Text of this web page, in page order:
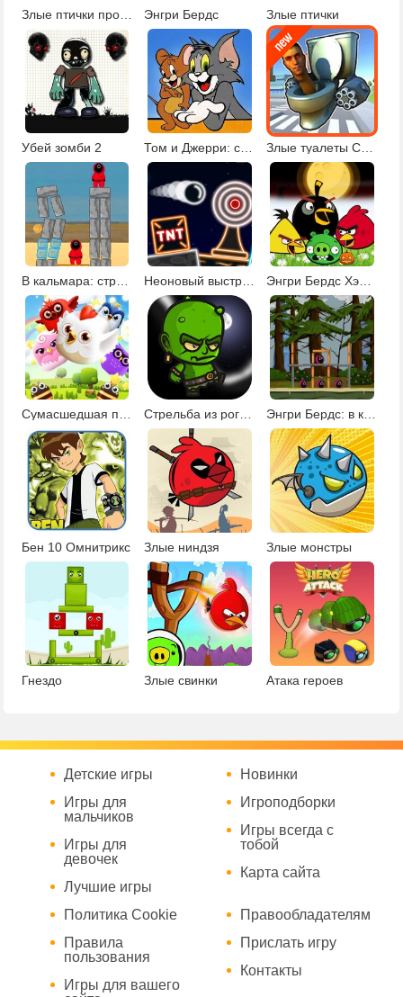
Злые птички против свиней Энгри Бердс Злые птички
Убей зомби 2 Том и Джерри: стрельба из пушки Злые туалеты Скибиди
В кальмара: стрельба из рогатки Неоновый выстрел Энгри Бердс Хэллоуин
Стрельба из рогатки по монстрам Энгри Бердс: в кальмара
Бен 10 Омнитрикс Злые ниндзя Злые монстры
Гнездо Злые свинки Атака героев
Детские игры
Игры для
мальчиков
Игры для
девочек
Лучшие игры
Новинки
Игроподборки
Игры всегда с
тобой
Карта сайта
Политика Cookie
Правила
пользования
Игры для вашего
Правообладателям
Прислать игру
Контакты